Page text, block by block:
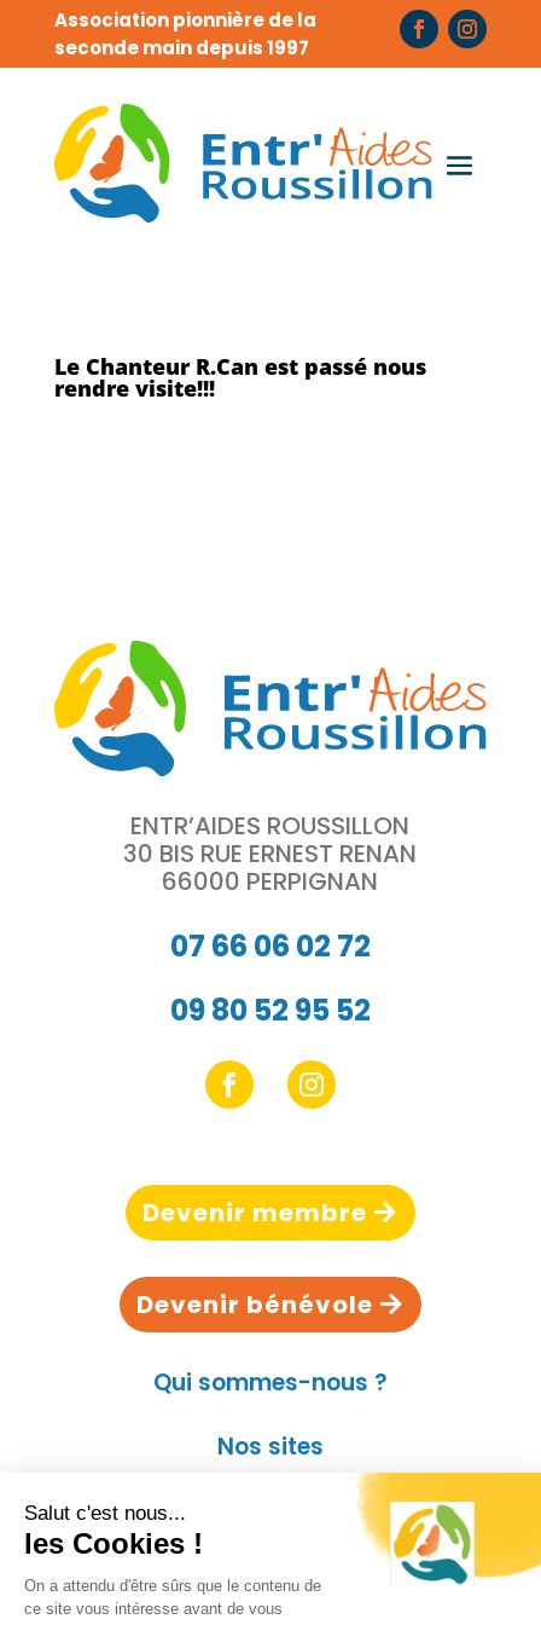
Association pionnière de la
seconde main depuis 1997
Le Chanteur R.Can est passé nous
rendre visite!!!
ENTR’AIDES ROUSSILLON
30 BIS RUE ERNEST RENAN
66000 PERPIGNAN
07 66 06 02 72
09 80 52 95 52
Devenir membre
Devenir bénévole
Qui sommes-nous ?
Nos sites
Kit presse